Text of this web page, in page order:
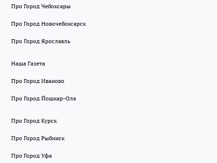
Про Город Чебоксары
Про Город Новочебоксарск
Про Город Ярославль
Наша Газета
Про Город Иваново
Про Город Йошкар-Ола
Про Город Курск
Про Город Рыбинск
Про Город Уфа